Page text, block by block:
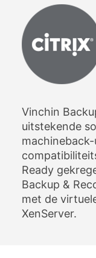
Vinchin
uitstekende
Ready
Backup &
met de
XenServer.